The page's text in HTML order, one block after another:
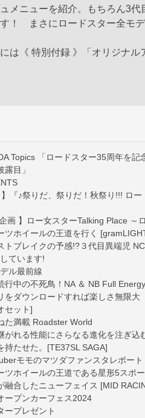
メニューを紹介。もちろん3
！ まさにロードスター全モ
は《 特別付録 》「オリジナル
Topics 「ロードスター35周年を記
露目」
】『♪祭りだ、祭りだ！秋祭り!!! ロ
企画 】ロー女スターTalking Place ～
ホイールの王道を行く
ブレイクの予感!?３代目異端児
ています!
ル最前線
中の不死鳥！NA ＆ NB Full Energy
をダウンロードすれば楽しさ無限
セット]
た満載 Roadster World
れる性能にさらなる進化を注ぎ込
持たせた。[TE37SL SAGA]
モモのマツダファンスタレポート
ホイールの王道である星形5スポ
融合したニューフェイス [MID
ープンカーフェス2024
プレゼント